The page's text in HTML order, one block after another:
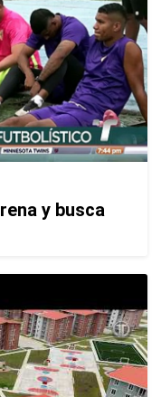
y busca